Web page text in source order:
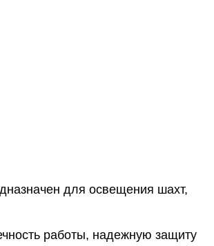
для освещения шахт,
работы, надежную защиту